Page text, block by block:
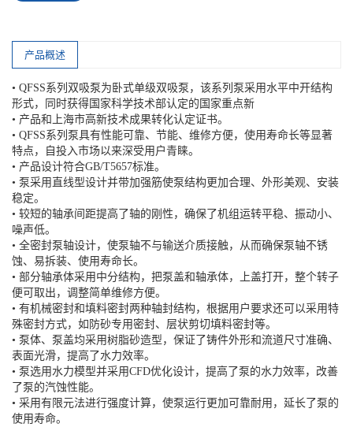
产品概述
• QFSS系列双吸泵为卧式单级双吸泵，该系列泵采用水平中开结构
形式，同时获得国家科学技术部认定的国家重点新
• 产品和上海市高新技术成果转化认定证书。
• QFSS系列泵具有性能可靠、节能、维修方便，使用寿命长等显著
特点，自投入市场以来深受用户青睐。
• 产品设计符合GB/T5657标准。
• 泵采用直线型设计并带加强筋使泵结构更加合理、外形美观、安装
稳定。
• 较短的轴承间距提高了轴的刚性，确保了机组运转平稳、振动小、
噪声低。
• 全密封泵轴设计，使泵轴不与输送介质接触，从而确保泵轴不锈
蚀、易拆装、使用寿命长。
• 部分轴承体采用中分结构，把泵盖和轴承体，上盖打开，整个转子
便可取出，调整简单维修方便。
• 有机械密封和填料密封两种轴封结构，根据用户要求还可以采用特
殊密封方式，如防砂专用密封、层状剪切填料密封等。
• 泵体、泵盖均采用树脂砂造型，保证了铸件外形和流道尺寸准确、
表面光滑，提高了水力效率。
• 泵选用水力模型并采用CFD优化设计，提高了泵的水力效率，改善
了泵的汽蚀性能。
• 采用有限元法进行强度计算，使泵运行更加可靠耐用，延长了泵的
使用寿命。